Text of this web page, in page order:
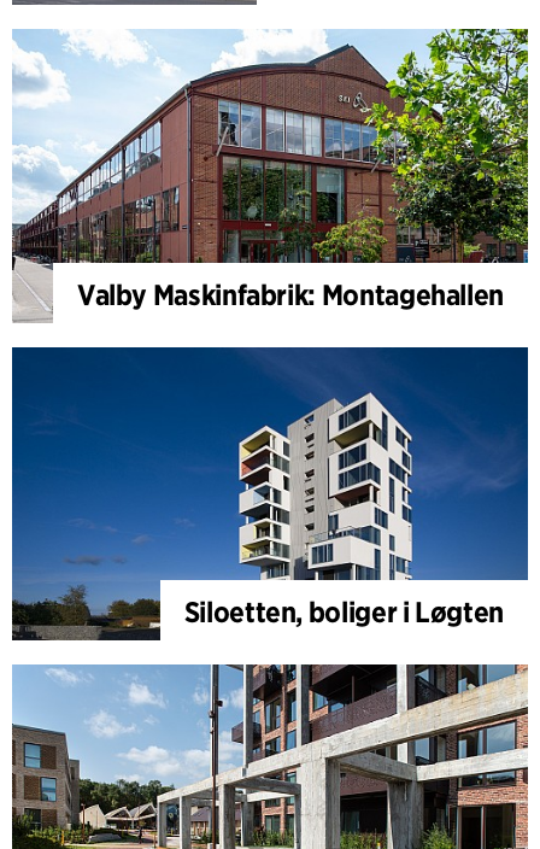
Valby Maskinfabrik: Montagehallen
Siloetten, boliger i Løgten